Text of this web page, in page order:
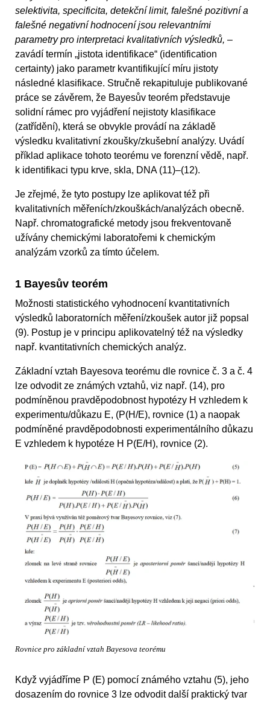
selektivita, specificita, detekční limit, falešné pozitivní a
falešné negativní hodnocení jsou relevantními
parametry pro interpretaci kvalitativních výsledků, –
zavádí termín „jistota identifikace“ (identification
certainty) jako parametr kvantifikující míru jistoty
následné klasifikace. Stručně rekapituluje publikované
práce se závěrem, že Bayesův teorém představuje
solidní rámec pro vyjádření nejistoty klasifikace
(zatřídění), která se obvykle provádí na základě
výsledku kvalitativní zkoušky/zkušební analýzy. Uvádí
příklad aplikace tohoto teorému ve forenzní vědě, např.
k identifikaci typu krve, skla, DNA (11)–(12).
Je zřejmé, že tyto postupy lze aplikovat též při
kvalitativních měřeních/zkouškách/analýzách obecně.
Např. chromatografické metody jsou frekventovaně
užívány chemickými laboratořemi k chemickým
analýzám vzorků za tímto účelem.
1 Bayesův teorém
Možnosti statistického vyhodnocení kvantitativních
výsledků laboratorních měření/zkoušek autor již popsal
(9). Postup je v principu aplikovatelný též na výsledky
např. kvantitativních chemických analýz.
Základní vztah Bayesova teorému dle rovnice č. 3 a č. 4
lze odvodit ze známých vztahů, viz např. (14), pro
podmíněnou pravděpodobnost hypotézy H vzhledem k
experimentu/důkazu E, (P(H/E), rovnice (1) a naopak
podmíněné pravděpodobnosti experimentálního důkazu
E vzhledem k hypotéze H P(E/H), rovnice (2).
Rovnice pro základní vztah Bayesova teorému
Když vyjádříme P (E) pomocí známého vztahu (5), jeho
dosazením do rovnice 3 lze odvodit další praktický tvar